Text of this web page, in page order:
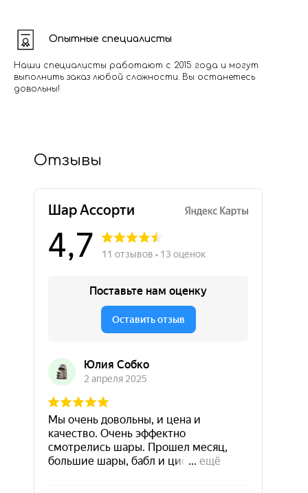
Опытные специалисты
Наши специалисты работают с 2015 года и могут
выполнить заказ любой сложности. Вы останетесь
довольны!
Отзывы